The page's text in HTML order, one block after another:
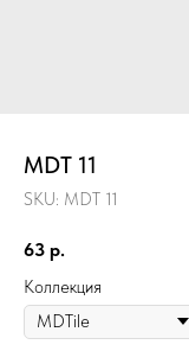
MDT 11
SKU: MDT 11
63 р.
Коллекция